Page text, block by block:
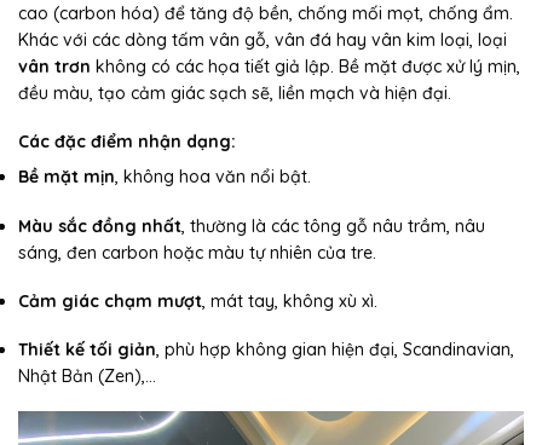
cao (carbon hóa) để tăng độ bền, chống mối mọt, chống ẩm.
Khác với các dòng tấm vân gỗ, vân đá hay vân kim loại, loại
vân trơn không có các họa tiết giả lập. Bề mặt được xử lý mịn,
đều màu, tạo cảm giác sạch sẽ, liền mạch và hiện đại.
Các đặc điểm nhận dạng:
Bề mặt mịn, không hoa văn nổi bật.
Màu sắc đồng nhất, thường là các tông gỗ nâu trầm, nâu
sáng, đen carbon hoặc màu tự nhiên của tre.
Cảm giác chạm mượt, mát tay, không xù xì.
Thiết kế tối giản, phù hợp không gian hiện đại, Scandinavian,
Nhật Bản (Zen),…